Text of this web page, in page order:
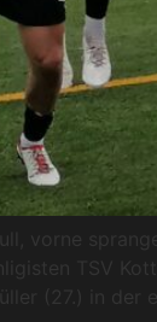
vorne
TSV
(27.) in